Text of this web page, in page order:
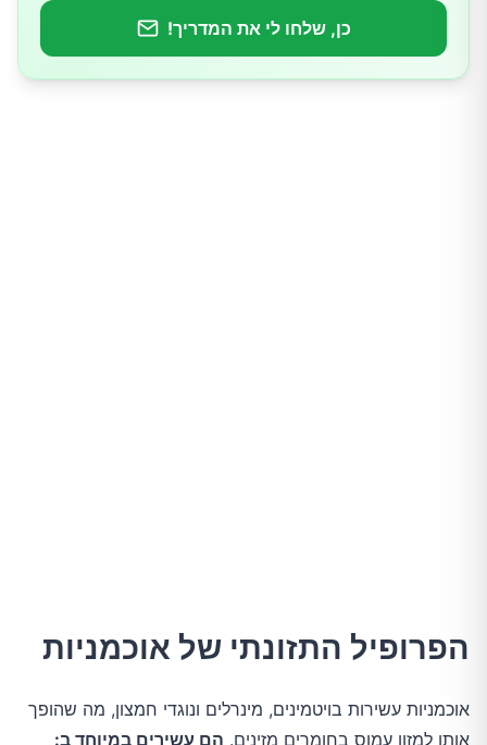
שילוב אוכמניות בתזונה שלנו
כן, שלחו לי את המדריך!
הפרופיל התזונתי של אוכמניות
אוכמניות עשירות בויטמינים, מינרלים ונוגדי חמצון, מה שהופך
אותן למזון עמוס בחומרים מזינים. הם עשירים במיוחד ב: